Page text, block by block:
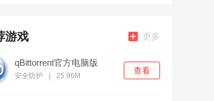
游戏 更多
qBittorrent官方电脑版
安全防护 25.96M
查看